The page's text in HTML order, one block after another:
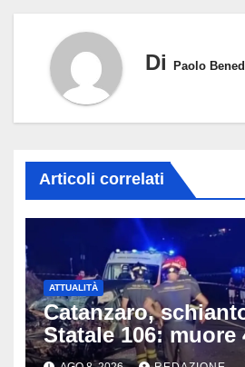
Di Paolo
Articoli correlati
ATTUALITÀ
Catanzaro,
Statale 106: muore
coinvolti un’auto,